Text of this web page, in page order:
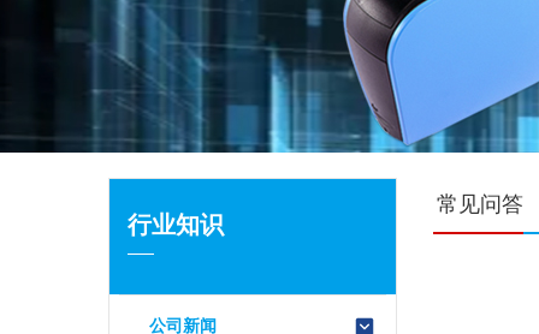
行业知识
公司新闻
常见问答